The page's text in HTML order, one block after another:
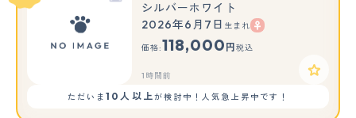
シルバーホワイト
2026年6月7日 生まれ
価格:118,000 円 税込
1時間前
ただいま10人以上が検討中！人気急上昇中です！